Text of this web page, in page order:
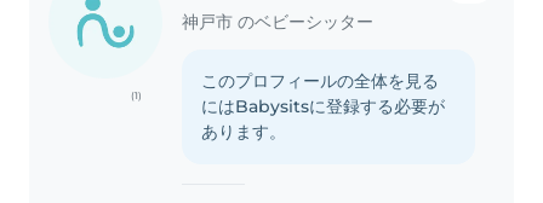
(1)
神戸市 のベビーシッター
このプロフィールの全体を見る
にはBabysitsに登録する必要が
あります。